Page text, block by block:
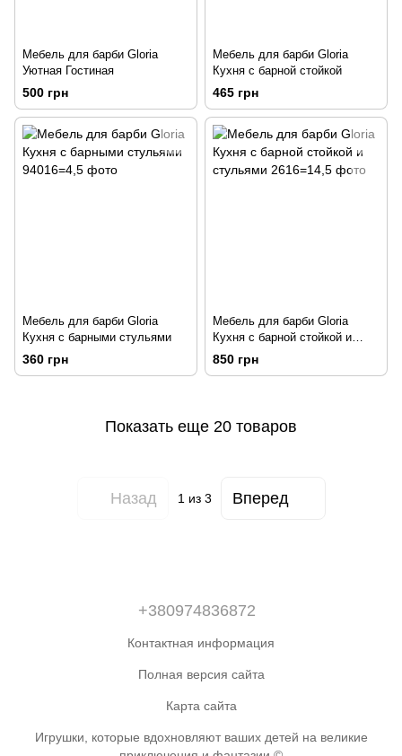
Мебель для барби Gloria
Уютная Гостиная
500 грн
Мебель для барби Gloria
Кухня с барной стойкой
465 грн
Мебель для барби Gloria
Кухня с барными стульями
360 грн
Мебель для барби Gloria
Кухня с барной стойкой и
стульями
850 грн
Показать еще 20 товаров
Назад 1из 3 Вперед
+380974836872
Контактная информация
Полная версия сайта
Карта сайта
Игрушки, которые вдохновляют ваших детей на великие